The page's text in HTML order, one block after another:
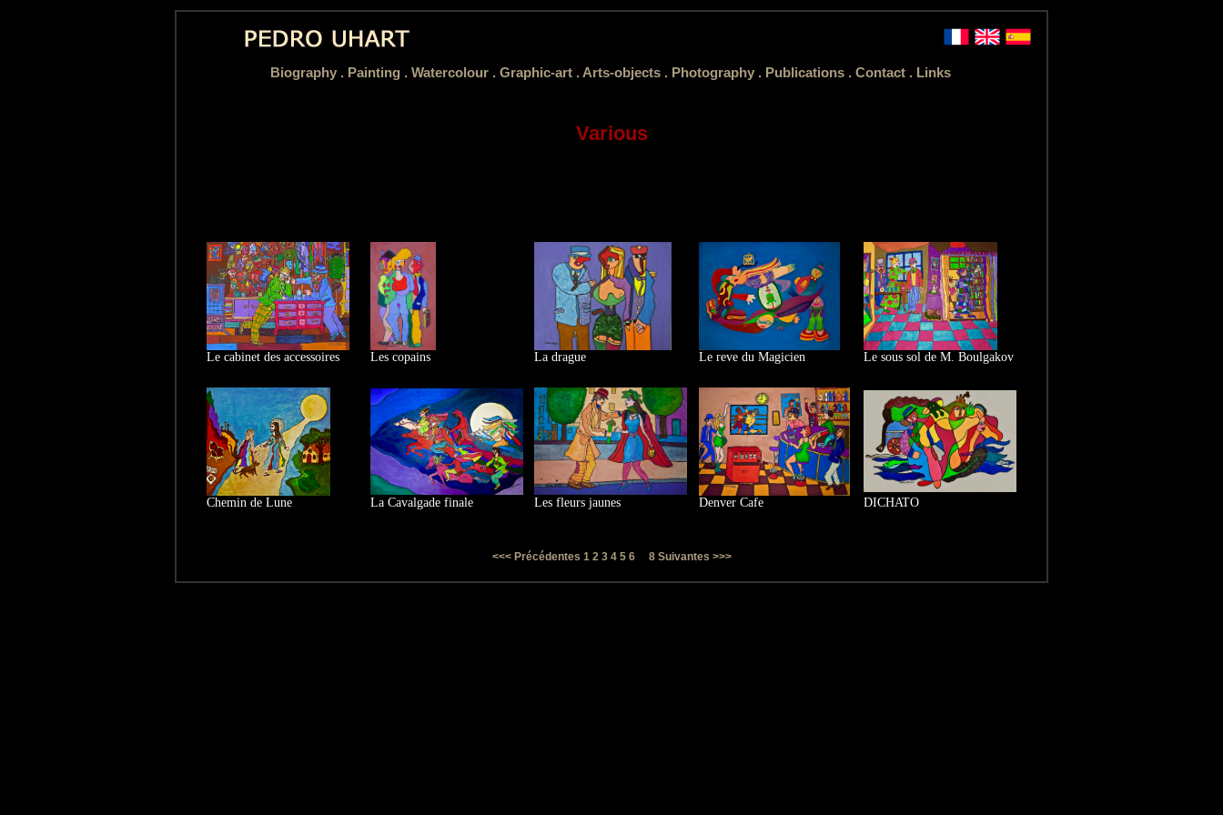
Biography . Painting . Watercolour . Graphic-art . Arts-objects . Photography . Publications . Contact . Links
Various
Le cabinet des accessoires Les copains La drague Le reve du Magicien Le sous sol de M. Boulgakov
Chemin de Lune La Cavalgade finale Les fleurs jaunes Denver Cafe DICHATO
<<< Précédentes 1 2 3 4 5 6 8 Suivantes >>>